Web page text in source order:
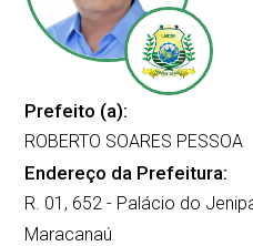
Prefeito (a):
ROBERTO SOARES PESSOA
Endereço da Prefeitura:
R. 01, 652 - Palácio do
Maracanaú